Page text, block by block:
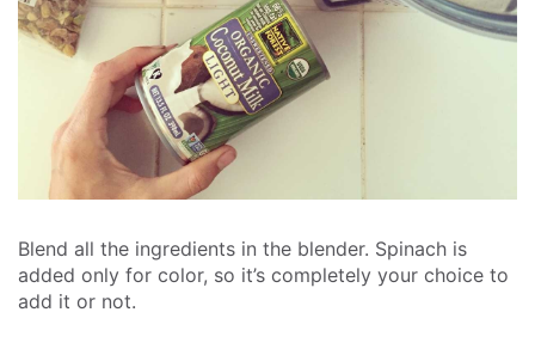
Blend all the ingredients in the blender. Spinach is
added only for color, so it’s completely your choice to
add it or not.